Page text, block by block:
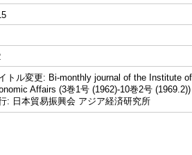
トル変更: Bi-monthly journal of the Institute
Affairs (3巻1号 (1962)-10巻2号
: 日本貿易振興会 アジア経済研究所